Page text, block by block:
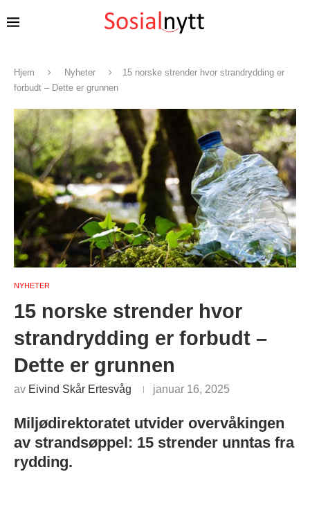
Hjem Nyheter
15 norske strender hvor strandrydding er
forbudt – Dette er grunnen
NYHETER
15 norske strender hvor
strandrydding er forbudt –
Dette er grunnen
av Eivind Skår Ertesvåg januar 16, 2025
Miljødirektoratet utvider overvåkingen
av strandsøppel: 15 strender unntas fra
rydding.